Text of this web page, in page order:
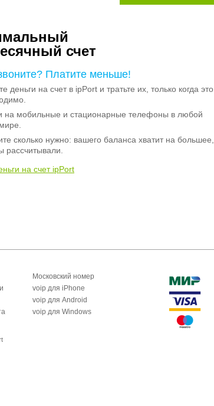
счет
Платите меньше!
деньги на счет в ipPort и тратьте их, только когда это
на мобильные и стационарные телефоны в любой
сколько нужно: вашего баланса хватит на большее,
рассчитывали.
на счет ipPort
Московский номер
voip для iPhone
voip для Android
voip для Windows